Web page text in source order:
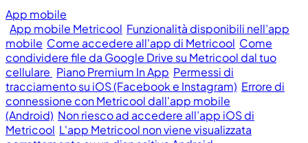
App mobile
App mobile Metricool Funzionalità disponibili nell’app
mobile Come accedere all'app di Metricool Come
condividere file da Google Drive su Metricool dal tuo
cellulare Piano Premium In App Permessi di
tracciamento su iOS (Facebook e Instagram) Errore di
connessione con Metricool dall'app mobile
(Android) Non riesco ad accedere all’app iOS di
Metricool L'app Metricool non viene visualizzata